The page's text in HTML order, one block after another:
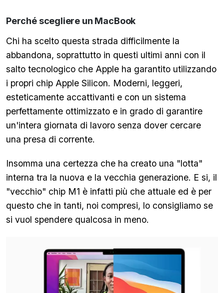
Perché scegliere un MacBook
Chi ha scelto questa strada difficilmente la
abbandona, soprattutto in questi ultimi anni con il
salto tecnologico che Apple ha garantito utilizzando
i propri chip Apple Silicon. Moderni, leggeri,
esteticamente accattivanti e con un sistema
perfettamente ottimizzato e in grado di garantire
un'intera giornata di lavoro senza dover cercare
una presa di corrente.
Insomma una certezza che ha creato una "lotta"
interna tra la nuova e la vecchia generazione. E si, il
"vecchio" chip M1 è infatti più che attuale ed è per
questo che in tanti, noi compresi, lo consigliamo se
si vuol spendere qualcosa in meno.